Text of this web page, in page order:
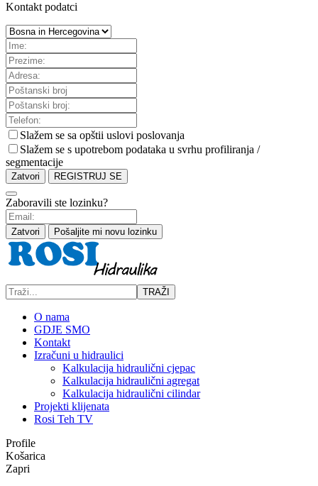
Kontakt podatci
Slažem se sa opštii uslovi poslovanja
Slažem se s upotrebom podataka u svrhu profiliranja /
segmentacije
Zatvori REGISTRUJ SE
Zaboravili ste lozinku?
Zatvori Pošaljite mi novu lozinku
TRAŽI
O nama
GDJE SMO
Kontakt
Izračuni u hidraulici
Kalkulacija hidraulični cjepac
Kalkulacija hidraulični agregat
Kalkulacija hidraulični cilindar
Projekti klijenata
Rosi Teh TV
Profile
Košarica
Zapri